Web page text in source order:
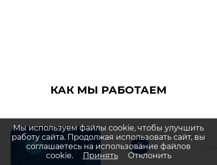
КАК МЫ РАБОТАЕМ
1 2
Мы используем файлы cookie, чтобы улучшить
работу сайта. Продолжая использовать сайт, вы
соглашаетесь на использование файлов
cookie.
Принять Отклонить